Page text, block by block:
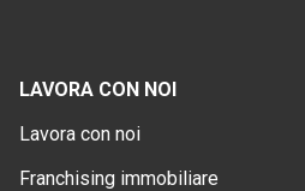
LAVORA CON NOI
Lavora con noi
Franchising immobiliare